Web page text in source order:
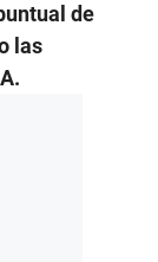
de
las